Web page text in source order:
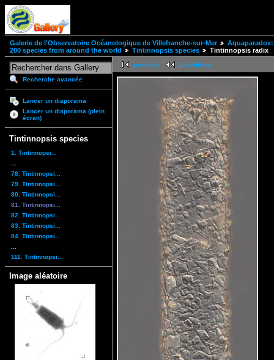
Galerie de l'Observatoire Océanologique de Villefranche-sur-Mer
200 species from around the world
Tintinnopsis species Tintinnopsis radix
Recherche avancée
Lancer un diaporama
Lancer un diaporama (plein
écran)
Tintinnopsis species
1. Tintinnopsi...
78. Tintinnopsi...
79. Tintinnopsi...
80. Tintinnopsi...
81. Tintinnopsi...
82. Tintinnopsi...
83. Tintinnopsi...
84. Tintinnopsi...
111. Tintinnopsi...
Image aléatoire
première précédente